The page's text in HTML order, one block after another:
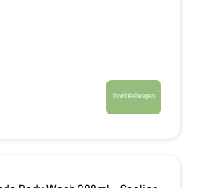
In winkelwagen